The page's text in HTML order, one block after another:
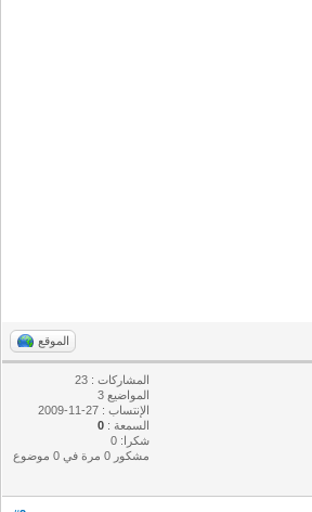
الموقع
المشاركات : 23
المواضيع 3
الإنتساب : 27-11-2009
السمعة :0
شكرا: 0
مشكور 0 مرة في 0 موضوع